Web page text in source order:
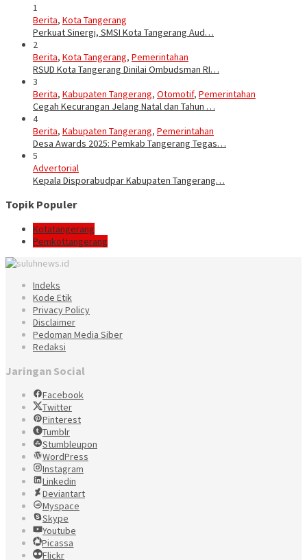
1
Berita, Kota Tangerang
Perkuat Sinergi, SMSI Kota Tangerang Aud…
2
Berita, Kota Tangerang, Pemerintahan
RSUD Kota Tangerang Dinilai Ombudsman RI…
3
Berita, Kabupaten Tangerang, Otomotif, Pemerintahan
Cegah Kecurangan Jelang Natal dan Tahun …
4
Berita, Kabupaten Tangerang, Pemerintahan
Desa Awards 2025: Pemkab Tangerang Tegas…
5
Advertorial
Kepala Disporabudpar Kabupaten Tangerang…
Topik Populer
Kotatangerang
Pemkottangerang
Indeks
Kode Etik
Privacy Policy
Disclaimer
Pedoman Media Siber
Redaksi
Jaringan Social
Facebook
Twitter
Pinterest
Tumblr
Stumbleupon
WordPress
Instagram
Linkedin
Deviantart
Myspace
Skype
Youtube
Picassa
Flickr